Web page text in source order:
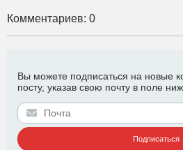
Комментариев: 0
Вы можете подписаться на новые
посту, указав свою почту в поле